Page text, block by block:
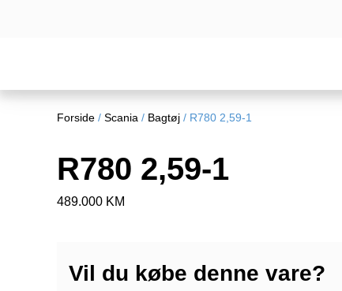
Forside / Scania / Bagtøj / R780 2,59-1
R780 2,59-1
489.000 KM
Vil du købe denne vare?